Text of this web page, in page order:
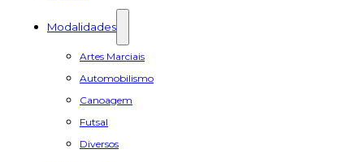
Modalidades
Artes Marciais
Automobilismo
Canoagem
Futsal
Diversos